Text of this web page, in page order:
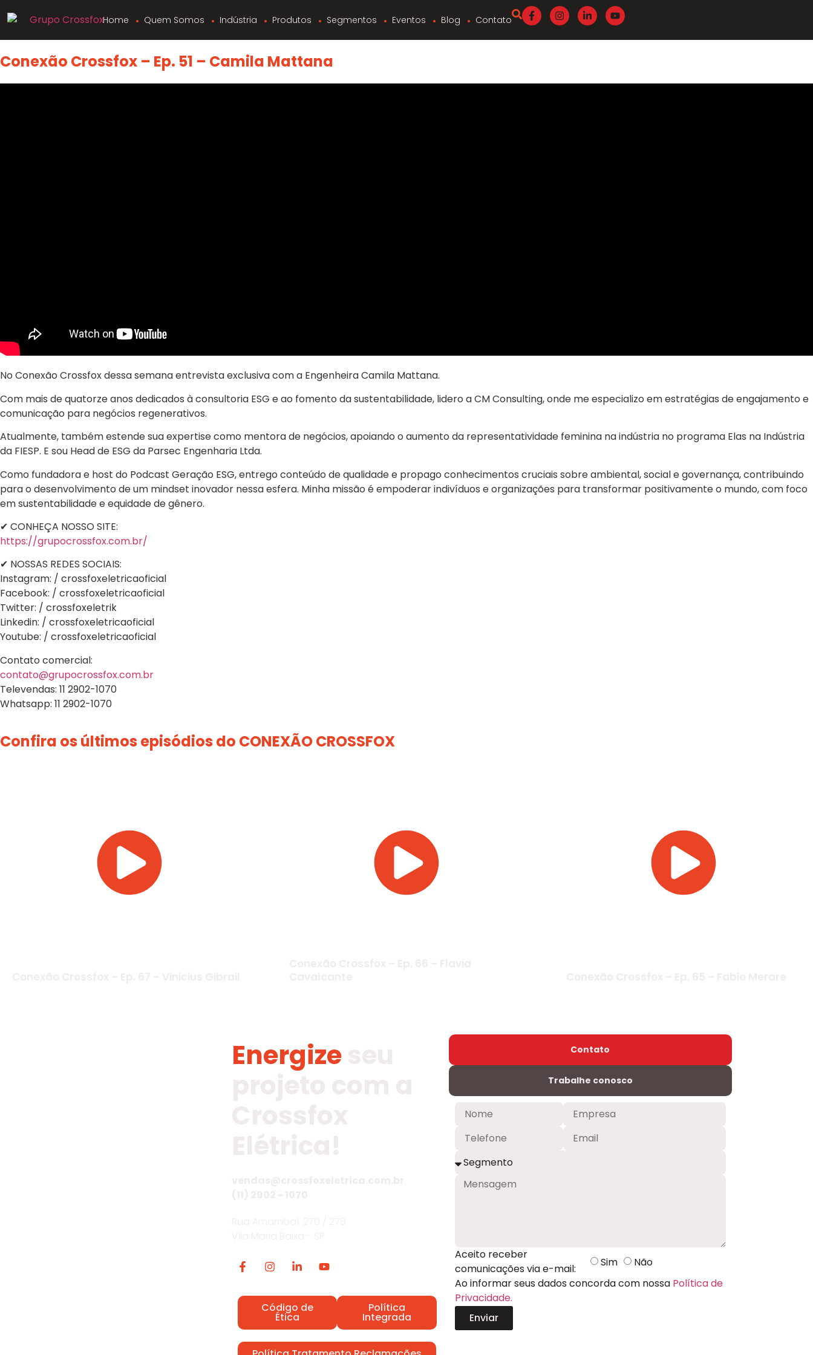
Home Quem Somos Indústria Produtos Segmentos Eventos Blog Contato
Conexão Crossfox – Ep. 51 – Camila Mattana
No Conexão Crossfox dessa semana entrevista exclusiva com a Engenheira Camila Mattana.
Com mais de quatorze anos dedicados à consultoria ESG e ao fomento da sustentabilidade, lidero a CM Consulting, onde me especializo em estratégias de engajamento e
comunicação para negócios regenerativos.
Atualmente, também estende sua expertise como mentora de negócios, apoiando o aumento da representatividade feminina na indústria no programa Elas na Indústria
da FIESP. E sou Head de ESG da Parsec Engenharia Ltda.
Como fundadora e host do Podcast Geração ESG, entrego conteúdo de qualidade e propago conhecimentos cruciais sobre ambiental, social e governança, contribuindo
para o desenvolvimento de um mindset inovador nessa esfera. Minha missão é empoderar indivíduos e organizações para transformar positivamente o mundo, com foco
em sustentabilidade e equidade de gênero.
✔ CONHEÇA NOSSO SITE:
https://grupocrossfox.com.br/
✔ NOSSAS REDES SOCIAIS:
Instagram: / crossfoxeletricaoficial
Facebook: / crossfoxeletricaoficial
Twitter: / crossfoxeletrik
Linkedin: / crossfoxeletricaoficial
Youtube: / crossfoxeletricaoficial
Contato comercial:
contato@grupocrossfox.com.br
Televendas: 11 2902-1070
Whatsapp: 11 2902-1070
Confira os últimos episódios do CONEXÃO CROSSFOX
Energizeseu
Código de
Ética
Política
Integrada
Contato
Trabalhe conosco
Aceito receber
comunicações via e-mail:
Sim
Não
Ao informar seus dados concorda com nossa Política de
Privacidade.
Enviar